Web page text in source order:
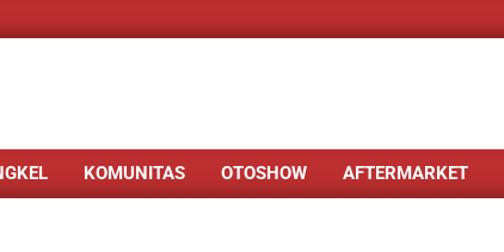
KOMUNITAS OTOSHOW AFTERMARKET